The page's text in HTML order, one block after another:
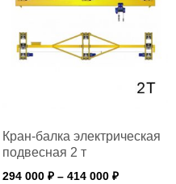
Кран-балка электрическая
подвесная 2 т
294 000 ₽– 414 000 ₽